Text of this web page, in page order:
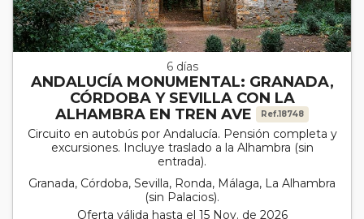
6 días
ANDALUCÍA MONUMENTAL: GRANADA,
CÓRDOBA Y SEVILLA CON LA
ALHAMBRA EN TREN AVE
Ref.18748
Circuito en autobús por Andalucía. Pensión completa y
excursiones. Incluye traslado a la Alhambra (sin
entrada).
Granada, Córdoba, Sevilla, Ronda, Málaga, La Alhambra
(sin Palacios).
Oferta válida hasta el 15 Nov. de 2026